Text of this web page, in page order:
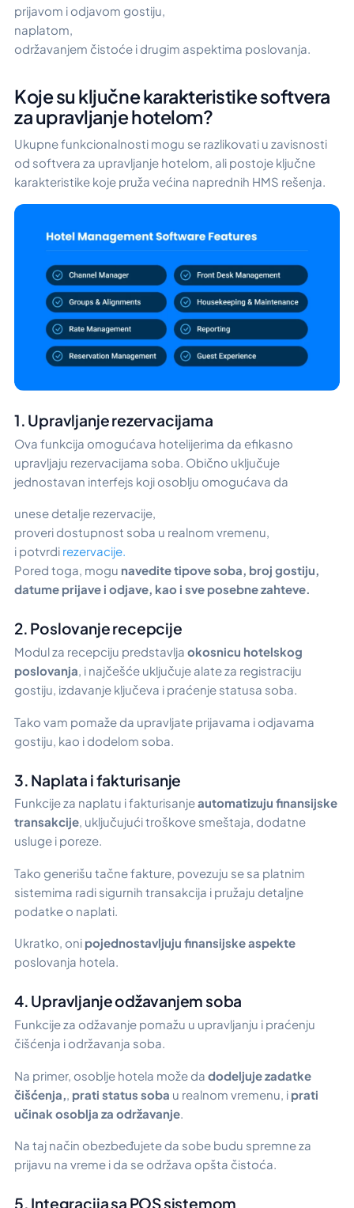
prijavom i odjavom gostiju,
naplatom,
održavanjem čistoće i drugim aspektima poslovanja.
Koje su ključne karakteristike softvera
za upravljanje hotelom?
Ukupne funkcionalnosti mogu se razlikovati u zavisnosti
od softvera za upravljanje hotelom, ali postoje ključne
karakteristike koje pruža većina naprednih HMS rešenja.
1. Upravljanje rezervacijama
Ova funkcija omogućava hotelijerima da efikasno
upravljaju rezervacijama soba. Obično uključuje
jednostavan interfejs koji osoblju omogućava da
unese detalje rezervacije,
proveri dostupnost soba u realnom vremenu,
i potvrdi rezervacije.
Pored toga, mogu navedite tipove soba, broj gostiju,
datume prijave i odjave, kao i sve posebne zahteve.
2. Poslovanje recepcije
Modul za recepciju predstavlja okosnicu hotelskog
poslovanja, i najčešće uključuje alate za registraciju
gostiju, izdavanje ključeva i praćenje statusa soba.
Tako vam pomaže da upravljate prijavama i odjavama
gostiju, kao i dodelom soba.
3. Naplata i fakturisanje
Funkcije za naplatu i fakturisanjeautomatizuju finansijske
transakcije, uključujući troškove smeštaja, dodatne
usluge i poreze.
Tako generišu tačne fakture, povezuju se sa platnim
sistemima radi sigurnih transakcija i pružaju detaljne
podatke o naplati.
Ukratko, oni pojednostavljuju finansijske aspekte
poslovanja hotela.
4. Upravljanje odžavanjem soba
Funkcije za odžavanje pomažu u upravljanju i praćenju
čišćenja i održavanja soba.
Na primer, osoblje hotela može da dodeljuje zadatke
čišćenja,
prati status soba u realnom vremenu, i prati
učinak osoblja za održavanje
Na taj način obezbeđujete da sobe budu spremne za
prijavu na vreme i da se održava opšta čistoća.
5. Integracija sa POS sistemom